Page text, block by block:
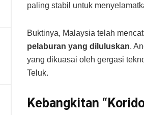
paling stabil untuk
Buktinya, Malaysia telah
pelaburan yang diluluskan.
yang dikuasai oleh gergasi
Teluk.
Kebangkitan